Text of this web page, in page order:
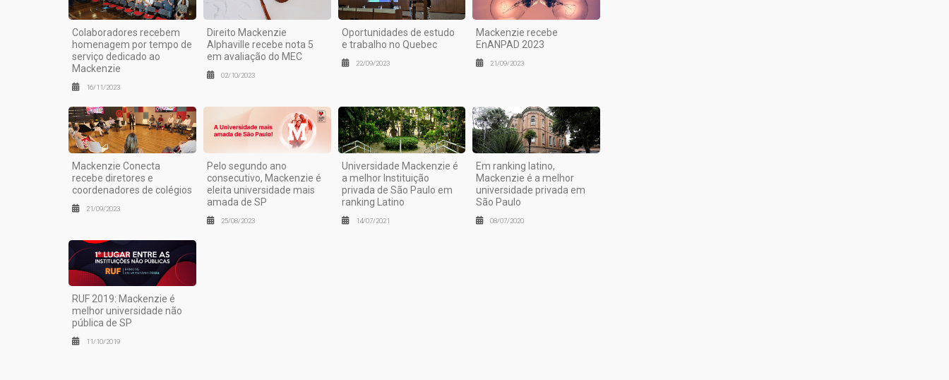
Colaboradores recebem
homenagem por tempo de
serviço dedicado ao
Mackenzie
16/11/2023
Direito Mackenzie
Alphaville recebe nota 5
em avaliação do MEC
02/10/2023
Oportunidades de estudo
e trabalho no Quebec
22/09/2023
Mackenzie recebe
EnANPAD 2023
21/09/2023
Mackenzie Conecta
recebe diretores e
coordenadores de colégios
21/09/2023
Pelo segundo ano
consecutivo, Mackenzie é
eleita universidade mais
amada de SP
25/08/2023
Universidade Mackenzie é
a melhor Instituição
privada de São Paulo em
ranking Latino
14/07/2021
Em ranking latino,
Mackenzie é a melhor
universidade privada em
São Paulo
08/07/2020
RUF 2019: Mackenzie é
melhor universidade não
pública de SP
11/10/2019